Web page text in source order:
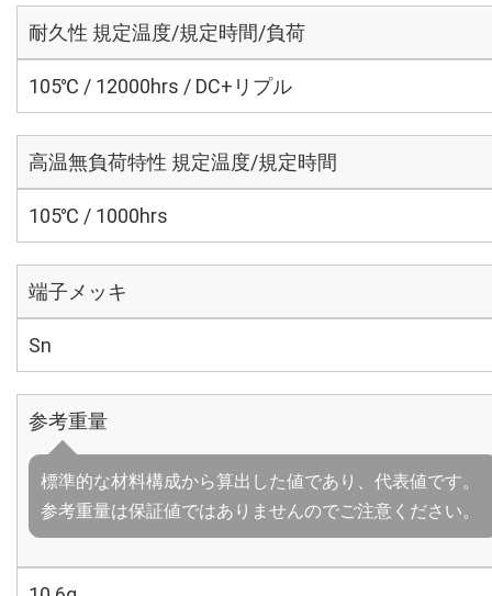
耐久性 規定温度/規定時間/負荷
105℃ / 12000hrs / DC+リプル
高温無負荷特性 規定温度/規定時間
105℃ / 1000hrs
端子メッキ
Sn
参考重量
標準的な材料構成から算出した値であり、代表値です。
参考重量は保証値ではありませんのでご注意ください。